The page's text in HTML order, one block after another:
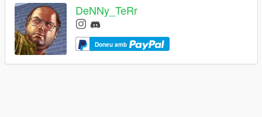
DeNNy_TeRr
Doneu amb